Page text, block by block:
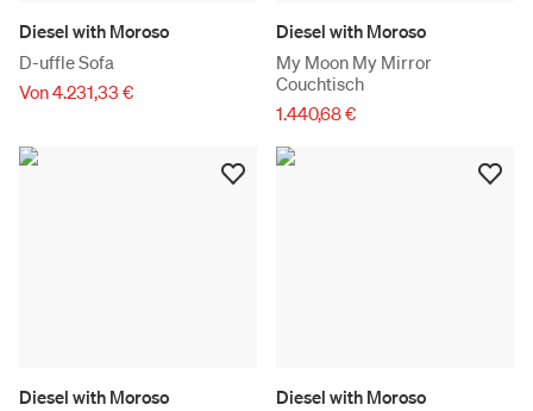
Diesel with Moroso
D-uffle Sofa
Von 4.231,33 €
Diesel with Moroso
My Moon My Mirror
Couchtisch
1.440,68 €
Diesel with Moroso
Diesel with Moroso